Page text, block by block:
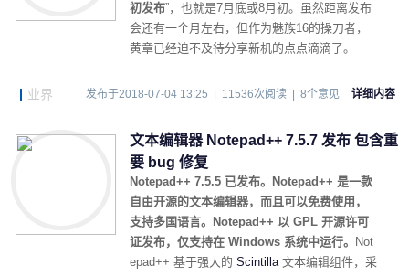
初发布”，也就是7月底或8月初。虽然距离发布
会还有一个月左右，但作为魅族16的操刀者，
黄章已经迫不及待分享新机的点点滴滴了。
业界 发布于2018-07-04 13:25 | 11536次阅读 | 8个意见 详细内容
文本编辑器 Notepad++ 7.5.7 发布 包含重
要 bug 修复
Notepad++ 7.5.5 已发布。Notepad++ 是一款
自由开源的文本编辑器，而且可以免费使用，
支持多国语言。Notepad++ 以 GPL 开源许可
证发布，仅支持在 Windows 系统中运行。
Not
epad++ 基于强大的 Scintilla文本编辑组件，采